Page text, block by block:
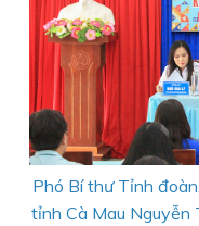
Phó Bí thư Tỉnh
tỉnh Cà Mau Nguyễn